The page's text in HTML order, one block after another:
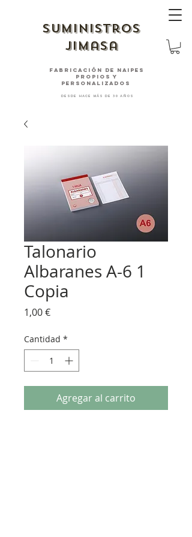
suministros
jimasa
fabricación de naipes
PROPIOS Y
PERSONALIZADOS
desde hace más de 30 años
Talonario
Albaranes A-6 1
Copia
1,00 €Precio
Cantidad *
Agregar al carrito